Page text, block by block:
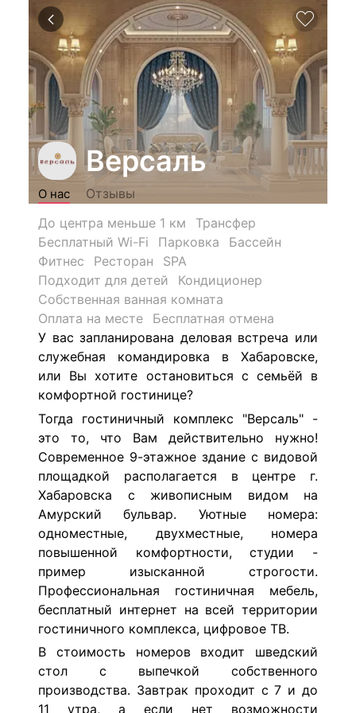
Версаль
О нас
Отзывы
До центра меньше 1 км
Трансфер
Бесплатный Wi-Fi
Парковка
Бассейн
Фитнес
Ресторан
SPA
Подходит для детей
Кондиционер
Собственная ванная комната
Оплата на месте
Бесплатная отмена
У вас запланирована деловая встреча или
служебная командировка в Хабаровске,
или Вы хотите остановиться с семьёй в
комфортной гостинице?
Тогда гостиничный комплекс "Версаль" -
это то, что Вам действительно нужно!
Современное 9-этажное здание с видовой
площадкой располагается в центре г.
Хабаровска с живописным видом на
Амурский бульвар. Уютные номера:
одноместные, двухместные, номера
повышенной комфортности, студии -
пример изысканной строгости.
Профессиональная гостиничная мебель,
бесплатный интернет на всей территории
гостиничного комплекса, цифровое ТВ.
В стоимость номеров входит шведский
стол с выпечкой собственного
производства. Завтрак проходит с 7 и до
11 утра, а если нет возможности